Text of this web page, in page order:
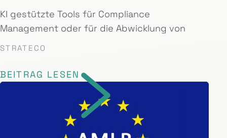
KI gestützte Tools für Compliance
Management oder für die Abwicklung von
STRATECO
BEITRAG LESEN